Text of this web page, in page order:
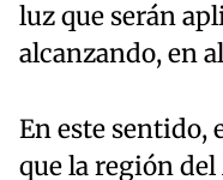
luz que serán
alcanzando, en
En este sentido,
que la región